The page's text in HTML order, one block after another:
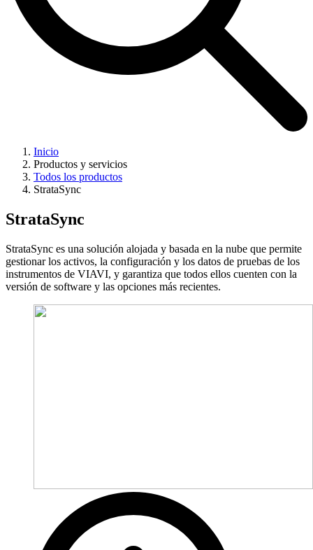
Inicio
Productos y servicios
Todos los productos
StrataSync
StrataSync
StrataSync es una solución alojada y basada en la nube que permite
gestionar los activos, la configuración y los datos de pruebas de los
instrumentos de VIAVI, y garantiza que todos ellos cuenten con la
versión de software y las opciones más recientes.